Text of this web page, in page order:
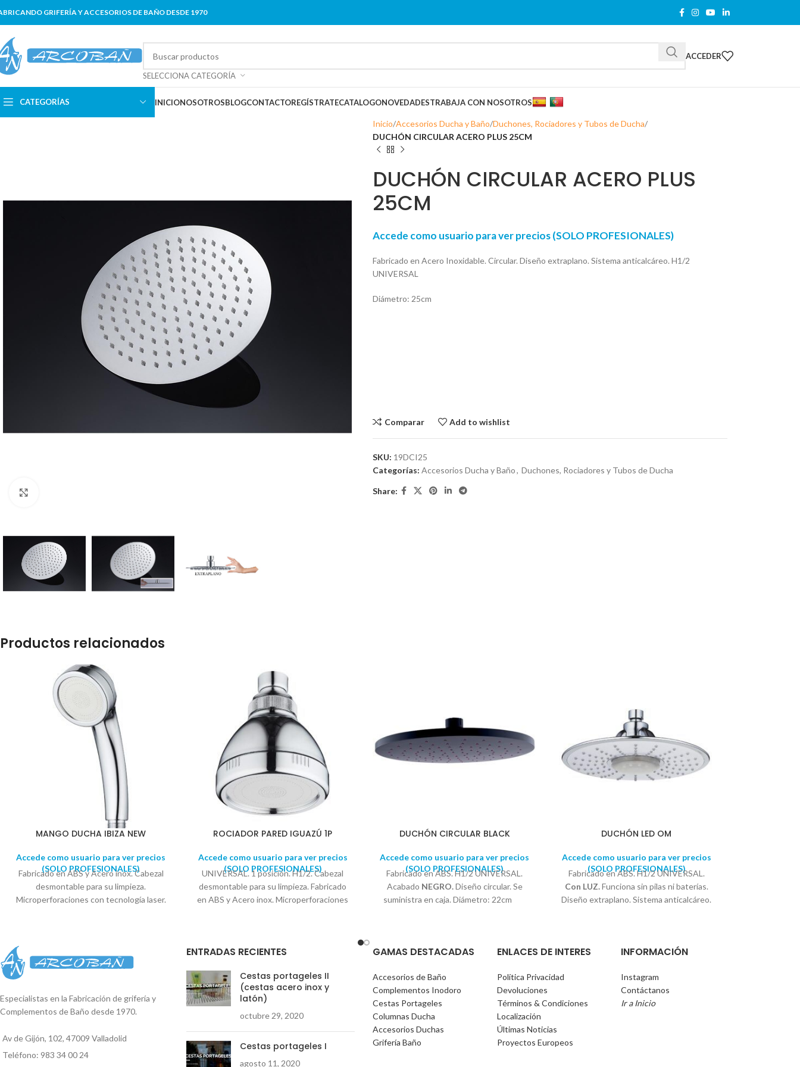
GRIFERÍA Y ACCESORIOS DE BAÑO DESDE 1970
SELECCIONA CATEGORÍA
ACCEDER
CATEGORÍAS INICIONOSOTROSBLOGCONTACTOREGÍSTRATECATALOGONOVEDADESTRABAJA CON NOSOTROS
Inicio Accesorios Ducha y Baño Duchones, Rociadores y Tubos de Ducha
DUCHÓN CIRCULAR ACERO PLUS 25CM
DUCHÓN CIRCULAR ACERO PLUS
25CM
Accede como usuario para ver precios (SOLO PROFESIONALES)
Fabricado en Acero Inoxidable. Circular. Diseño extraplano. Sistema anticalcáreo. H1/2
UNIVERSAL
Diámetro: 25cm
Comparar Add to wishlist
SKU: 19DCI25
Categorías: Accesorios Ducha y Baño, Duchones, Rociadores y Tubos de Ducha
Share:
Productos relacionados
MANGO DUCHA IBIZA NEW
Accede como usuario para ver precios
(SOLO PROFESIONALES)
Fabricado en ABS y Acero inox. Cabezal
desmontable para su limpieza.
Microperforaciones con tecnología laser.
REDUCIR EL CONSUMO
ROCIADOR PARED IGUAZÚ 1P
Accede como usuario para ver precios
(SOLO PROFESIONALES)
UNIVERSAL. 1 posición. H1/2. Cabezal
desmontable para su limpieza. Fabricado
en ABS y Acero inox. Microperforaciones
presión y reduce el consumo de agua y
suministra en blister.
DUCHÓN CIRCULAR BLACK
Accede como usuario para ver precios
(SOLO PROFESIONALES)
Fabricado en ABS. H1/2 UNIVERSAL.
Acabado NEGRO.Diseño circular. Se
suministra en caja. Diámetro: 22cm
DUCHÓN LED OM
Accede como usuario para ver precios
(SOLO PROFESIONALES)
Fabricado en ABS. H1/2 UNIVERSAL.
Con LUZ.Funciona sin pilas ni baterías.
Diseño extraplano. Sistema anticalcáreo.
Especialistas en la Fabricación de grifería y
Complementos de Baño desde 1970.
Av de Gijón, 102, 47009 Valladolid
Teléfono: 983 34 00 24
ENTRADAS RECIENTES
Cestas portageles II
(cestas acero inox y
latón)
octubre 29, 2020
Cestas portageles I
agosto 11, 2020
GAMAS DESTACADAS
Accesorios de Baño
Complementos Inodoro
Cestas Portageles
Columnas Ducha
Accesorios Duchas
Grifería Baño
ENLACES DE INTERES
Política Privacidad
Devoluciones
Términos & Condiciones
Localización
Últimas Noticias
Proyectos Europeos
INFORMACIÓN
Instagram
Contáctanos
Ir a Inicio